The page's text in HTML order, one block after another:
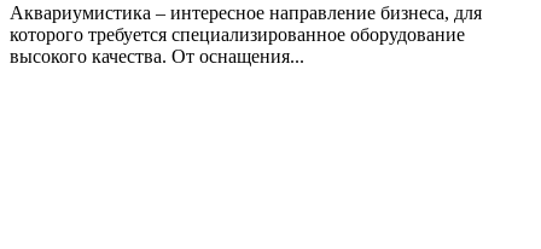
Аквариумистика – интересное направление бизнеса, для
которого требуется специализированное оборудование
высокого качества. От оснащения...